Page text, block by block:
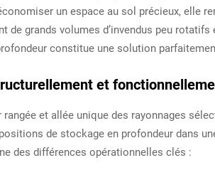
un espace au sol précieux, elle
de grands volumes d’invendus peu
constitue une solution
et
et allée unique des rayonnages
de stockage en profondeur dans
des différences opérationnelles clés :